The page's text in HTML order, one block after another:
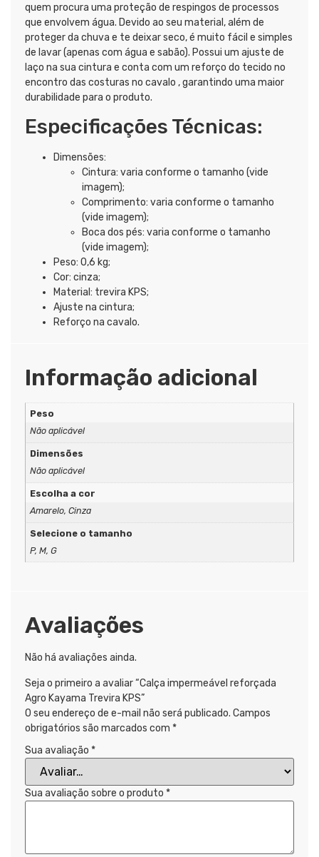
quem procura uma proteção de respingos de processos
que envolvem água. Devido ao seu material, além de
proteger da chuva e te deixar seco, é muito fácil e simples
de lavar (apenas com água e sabão). Possui um ajuste de
laço na sua cintura e conta com um reforço do tecido no
encontro das costuras no cavalo , garantindo uma maior
durabilidade para o produto.
Especificações Técnicas:
Dimensões:
Cintura: varia conforme o tamanho (vide
imagem);
Comprimento: varia conforme o tamanho
(vide imagem);
Boca dos pés: varia conforme o tamanho
(vide imagem);
Peso: 0,6 kg;
Cor: cinza;
Material: trevira KPS;
Ajuste na cintura;
Reforço na cavalo.
Informação adicional
Peso
Não aplicável
Dimensões
Não aplicável
Escolha a cor
Amarelo, Cinza
Selecione o tamanho
P, M, G
Avaliações
Não há avaliações ainda.
Seja o primeiro a avaliar “Calça impermeável reforçada
Agro Kayama Trevira KPS”
O seu endereço de e-mail não será publicado. Campos
obrigatórios são marcados com *
Sua avaliação *
Sua avaliação sobre o produto *